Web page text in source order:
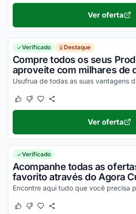
Ver oferta
Verificado Destaque
Compre todos os seus
aproveite com milhares de
Este cupom funcionou
Este cupom não funcionou
Ver oferta
Verificado
Acompanhe todas as
favorito através do Agora
Este cupom funcionou
Este cupom não funcionou